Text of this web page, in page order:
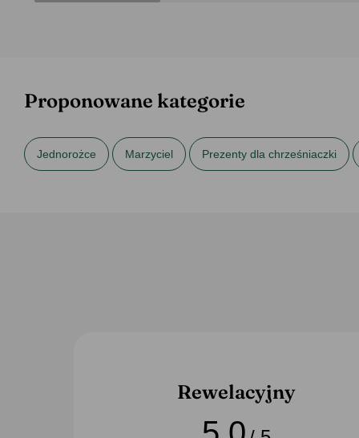
Proponowane kategorie
Jednorożce Marzyciel Prezenty dla chrześniaczki
Rewelacyjny